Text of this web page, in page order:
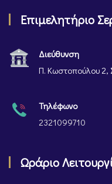
Επιμελητήριο
Διεύθυνση
Π. Κωστοπούλου 2,
Τηλέφωνο
2321099710
Ωράριο